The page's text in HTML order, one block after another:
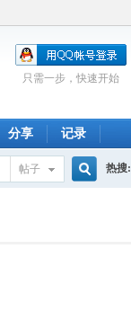
只需一步，快速开始
分享 记录
帖子 热搜: